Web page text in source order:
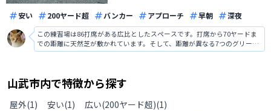
安い 200ヤード超 バンカー アプローチ 早朝 深夜
この練習場は86打席がある広比としたスペースです。打席から70ヤードま
での距離に天然芝が敷かれています。そして、距離が異なる7つのグリーン
が設置されているためアプローチ練習にとても役立ちます。レンタルでき
山武市内で特徴から探す
屋外(1) 安い(1) 広い(200ヤード超)(1)